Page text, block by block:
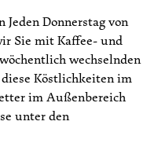
Jeden Donnerstag von
Sie mit Kaffee- und
wechselnden
Köstlichkeiten im
im Außenbereich
unter den